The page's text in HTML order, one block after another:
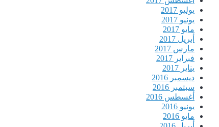
يوليو 2017
يونيو 2017
مايو 2017
أبريل 2017
مارس 2017
فبراير 2017
يناير 2017
ديسمبر 2016
سبتمبر 2016
أغسطس 2016
يونيو 2016
مايو 2016